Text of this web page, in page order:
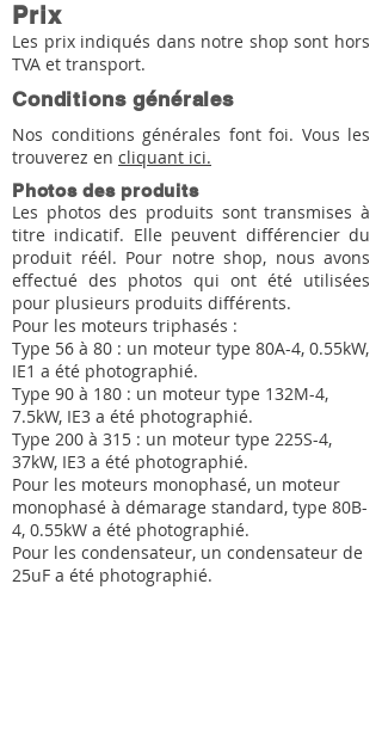
Prix
Les prix indiqués dans notre shop sont hors
TVA et transport.
Conditions générales
Nos conditions générales font foi. Vous les
trouverez en cliquant ici.
Photos des produits
Les photos des produits sont transmises à
titre indicatif. Elle peuvent différencier du
produit réél. Pour notre shop, nous avons
effectué des photos qui ont été utilisées
pour plusieurs produits différents.
Pour les moteurs triphasés :
Type 56 à 80 : un moteur type 80A-4, 0.55kW,
IE1 a été photographié.
Type 90 à 180 : un moteur type 132M-4,
7.5kW, IE3 a été photographié.
Type 200 à 315 : un moteur type 225S-4,
37kW, IE3 a été photographié.
Pour les moteurs monophasé, un moteur
monophasé à démarage standard, type 80B-
4, 0.55kW a été photographié.
Pour les condensateur, un condensateur de
25uF a été photographié.